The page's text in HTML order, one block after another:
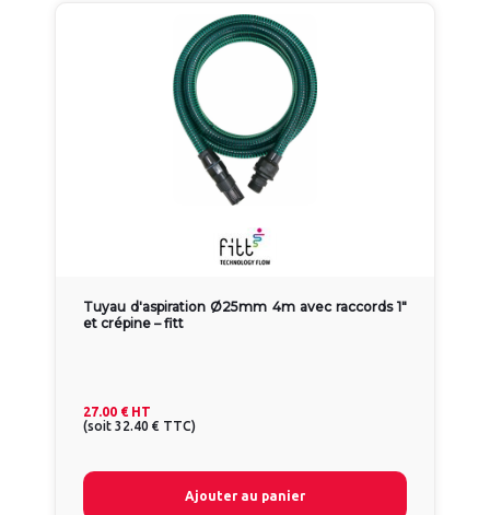
Tuyau d'aspiration Ø25mm 4m avec raccords 1"
et crépine – fitt
27.00 € HT
(soit 32.40 € TTC)
Ajouter au panier